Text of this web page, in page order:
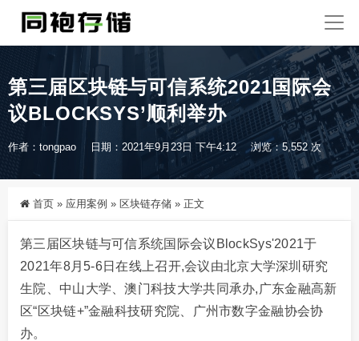
第三届区块链与可信系统2021国际会
议BLOCKSYS’顺利举办
作者：tongpao 日期：2021年9月23日 下午4:12 浏览：5,552 次
首页 » 应用案例 » 区块链存储 » 正文
第三届区块链与可信系统国际会议BlockSys'2021于
2021年8月5-6日在线上召开,会议由北京大学深圳研究
生院、中山大学、澳门科技大学共同承办,广东金融高新
区“区块链+”金融科技研究院、广州市数字金融协会协
办。